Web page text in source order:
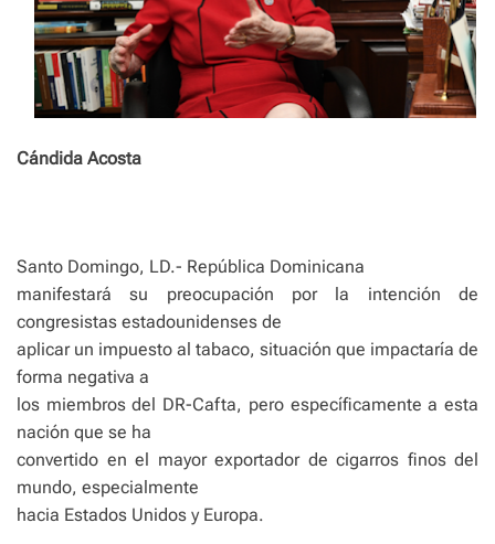
Cándida Acosta
Santo Domingo, LD.- República Dominicana
manifestará su preocupación por la intención de
congresistas estadounidenses de
aplicar un im­puesto al tabaco, situación que impactaría de
forma negativa a
los miembros del DR-Cafta, pero específicamente a esta
nación que se ha
convertido en el mayor exportador de ciga­rros finos del
mundo, especialmente
hacia Estados Unidos y Europa.